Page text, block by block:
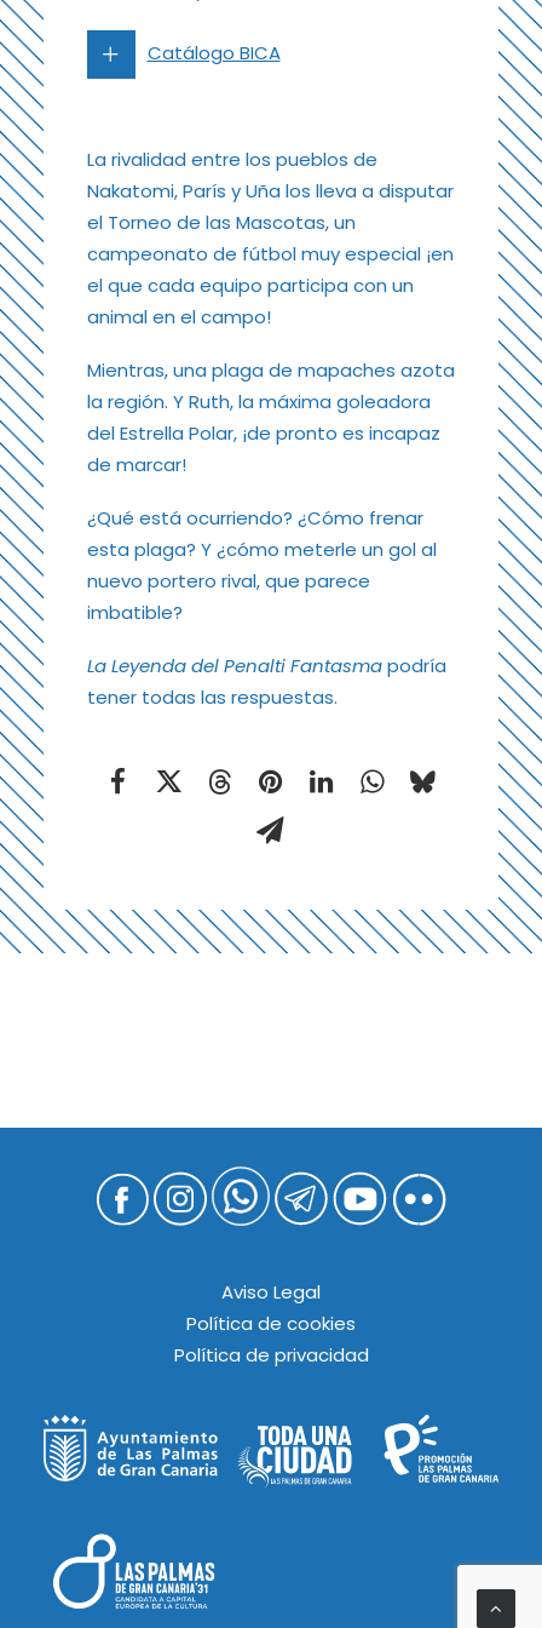
Catálogo BICA
La rivalidad entre los pueblos de
Nakatomi, París y Uña los lleva a disputar
el Torneo de las Mascotas, un
campeonato de fútbol muy especial ¡en
el que cada equipo participa con un
animal en el campo!
Mientras, una plaga de mapaches azota
la región. Y Ruth, la máxima goleadora
del Estrella Polar, ¡de pronto es incapaz
de marcar!
¿Qué está ocurriendo? ¿Cómo frenar
esta plaga? Y ¿cómo meterle un gol al
nuevo portero rival, que parece
imbatible?
La Leyenda del Penalti Fantasmapodría
tener todas las respuestas.
Aviso Legal
Política de cookies
Política de privacidad